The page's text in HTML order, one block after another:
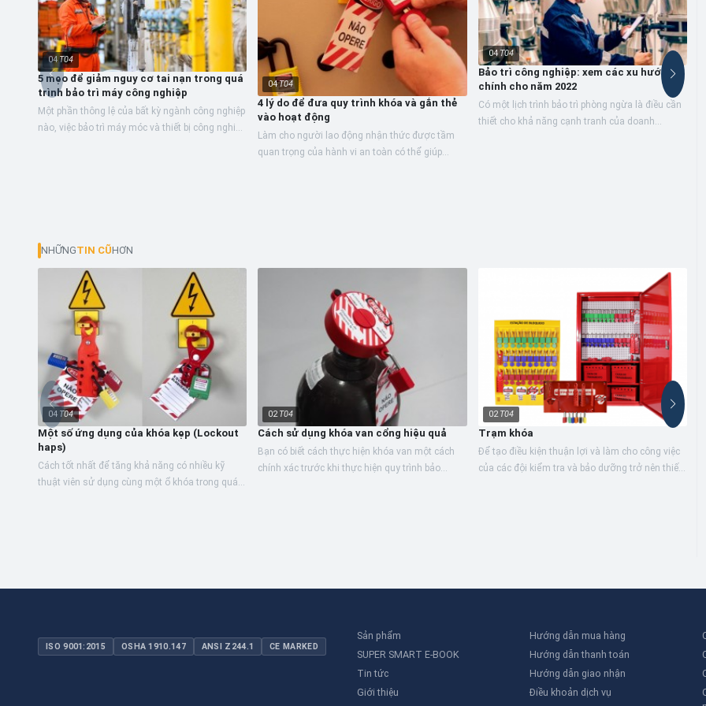
04T04
5 mẹo để giảm nguy cơ tai nạn trong quá
trình bảo trì máy công nghiệp
Một phần thông lệ của bất kỳ ngành công nghiệp
nào, việc bảo trì máy móc và thiết bị công nghiệp
04T04
4 lý do để đưa quy trình khóa và gắn thẻ
vào hoạt động
Làm cho người lao động nhận thức được tầm
quan trọng của hành vi an toàn có thể giúp
04T04
Bảo trì công nghiệp: xem các xu hướng
chính cho năm 2022
Có một lịch trình bảo trì phòng ngừa là điều cần
thiết cho khả năng cạnh tranh của doanh
NHỮNGTIN CŨHƠN
04 T04
Một số ứng dụng của khóa kẹp (Lockout
haps)
Cách tốt nhất để tăng khả năng có nhiều kỹ
thuật viên sử dụng cùng một ổ khóa trong quá
02 T04
Cách sử dụng khóa van cổng hiệu quả
Bạn có biết cách thực hiện khóa van một cách
chính xác trước khi thực hiện quy trình bảo
02 T04
Trạm khóa
Để tạo điều kiện thuận lợi và làm cho công việc
của các đội kiểm tra và bảo dưỡng trở nên thiết
ISO 9001:2015 OSHA 1910.147 ANSI Z244.1 CE MARKED
Sản phẩm
SUPER SMART E-BOOK
Tin tức
Giới thiệu
Hướng dẫn mua hàng
Hướng dẫn thanh toán
Hướng dẫn giao nhận
Điều khoản dịch vụ